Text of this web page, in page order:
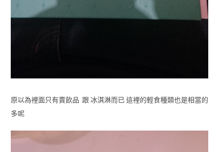
原以為裡面只有賣飲品 跟 冰淇淋而已 這裡的輕食種類也是相當的
多呢